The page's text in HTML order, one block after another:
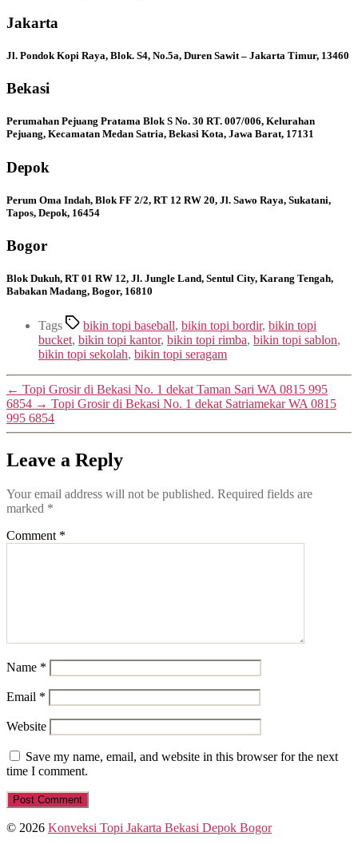
Jakarta
Jl. Pondok Kopi Raya, Blok. S4, No.5a, Duren Sawit – Jakarta Timur, 13460
Bekasi
Perumahan Pejuang Pratama Blok S No. 30 RT. 007/006, Kelurahan
Pejuang, Kecamatan Medan Satria, Bekasi Kota, Jawa Barat, 17131
Depok
Perum Oma Indah, Blok FF 2/2, RT 12 RW 20, Jl. Sawo Raya, Sukatani,
Tapos, Depok, 16454
Bogor
Blok Dukuh, RT 01 RW 12, Jl. Jungle Land, Sentul City, Karang Tengah,
Babakan Madang, Bogor, 16810
Tags bikin topi baseball, bikin topi bordir, bikin topi
bucket, bikin topi kantor, bikin topi rimba, bikin topi sablon,
bikin topi sekolah, bikin topi seragam
← Topi Grosir di Bekasi No. 1 dekat Taman Sari WA 0815 995
6854 → Topi Grosir di Bekasi No. 1 dekat Satriamekar WA 0815
995 6854
Leave a Reply
Your email address will not be published. Required fields are
marked *
Comment *
Name *
Email *
Website
Save my name, email, and website in this browser for the next
time I comment.
© 2026 Konveksi Topi Jakarta Bekasi Depok Bogor